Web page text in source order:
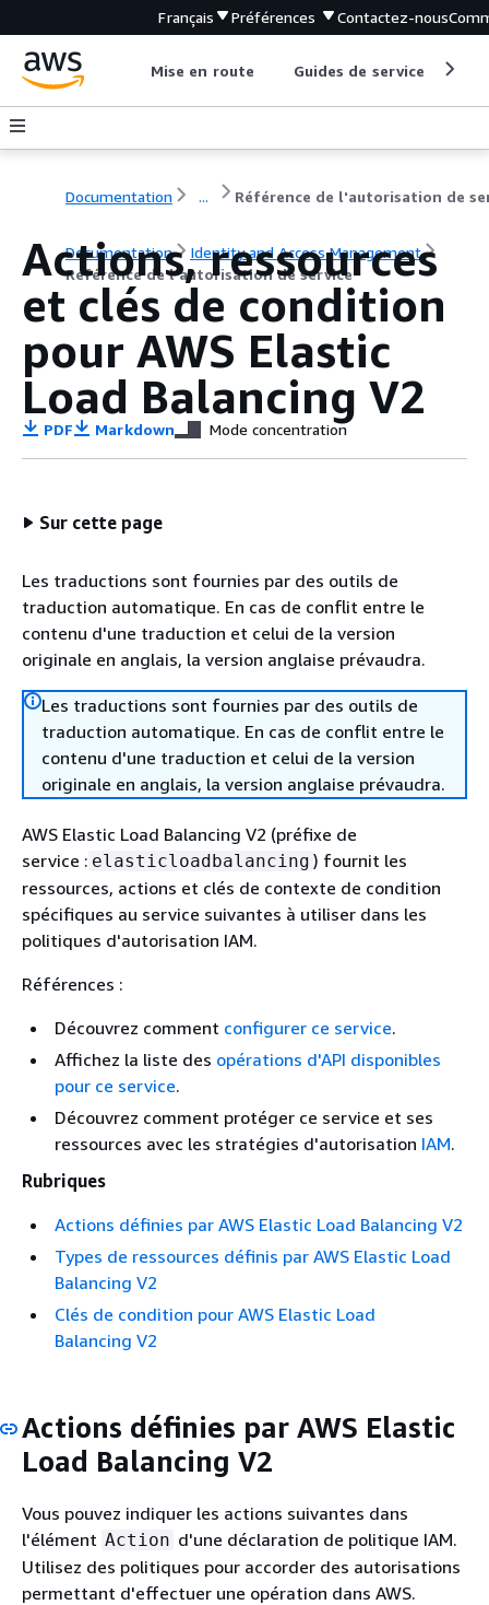
Français Préférences Contactez-nous
Mise en route Guides de service
Documentation ...
Documentation
Identity and Access Management
Référence de l'autorisation de service
Actions, ressources
et clés de condition
pour AWS Elastic
Load Balancing V2
PDF Markdown Mode concentration
Sur cette page
Les traductions sont fournies par des outils de
traduction automatique. En cas de conflit entre le
contenu d'une traduction et celui de la version
originale en anglais, la version anglaise prévaudra.
Les traductions sont fournies par des outils de
traduction automatique. En cas de conflit entre le
contenu d'une traduction et celui de la version
originale en anglais, la version anglaise prévaudra.
AWS Elastic Load Balancing V2 (préfixe de
service : elasticloadbalancing ) fournit les
ressources, actions et clés de contexte de condition
spécifiques au service suivantes à utiliser dans les
politiques d'autorisation IAM.
Références :
Découvrez comment configurer ce service.
Affichez la liste des opérations d'API disponibles
pour ce service.
Découvrez comment protéger ce service et ses
ressources avec les stratégies d'autorisation IAM.
Rubriques
Actions définies par AWS Elastic Load Balancing V2
Types de ressources définis par AWS Elastic Load
Balancing V2
Clés de condition pour AWS Elastic Load
Balancing V2
Actions définies par AWS Elastic
Load Balancing V2
Vous pouvez indiquer les actions suivantes dans
l'élément Action d'une déclaration de politique IAM.
Utilisez des politiques pour accorder des autorisations
permettant d'effectuer une opération dans AWS.